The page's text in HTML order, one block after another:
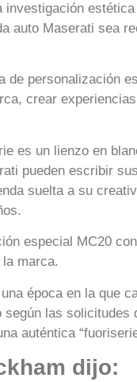
investigación
auto Maserati sea
de personalización
crear
es un lienzo en
pueden escribir
suelta a su
especial MC20
marca.
época en la que
según las solicitudes
auténtica
dijo: